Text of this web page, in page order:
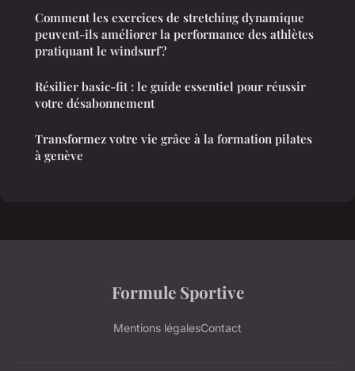
Comment les exercices de stretching dynamique
peuvent-ils améliorer la performance des athlètes
pratiquant le windsurf?
Résilier basic-fit : le guide essentiel pour réussir
votre désabonnement
Transformez votre vie grâce à la formation pilates
à genève
Formule Sportive
Mentions légalesContact